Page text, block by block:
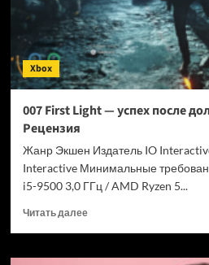
—
и
грузит
страницы
в
шесть
быстрее
Xbox
007 First Light — успех после
Рецензия
Жанр Экшен Издатель IO
Interactive Минимальные
i5-9500 3,0 ГГц / AMD Ryzen 5...
Читать далееПрочитать
007